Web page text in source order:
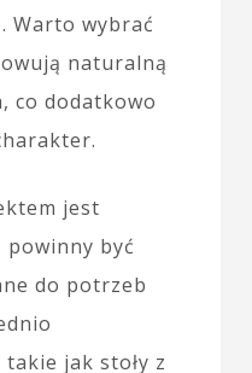
Warto wybrać
naturalną
co dodatkowo
jest
powinny być
do potrzeb
jak stoły z